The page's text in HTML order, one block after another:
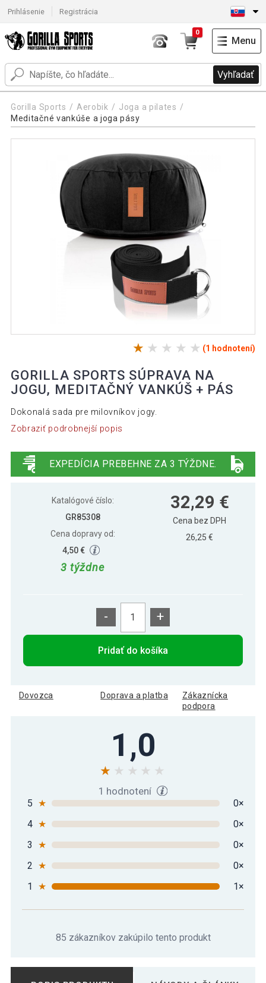
Prihlásenie Registrácia
Vyhľadať
0
Menu
Gorilla Sports Aerobik
Joga a pilates
Meditačné vankúše a joga pásy
(1 hodnotení)
GORILLA SPORTS SÚPRAVA NA
JOGU, MEDITAČNÝ VANKÚŠ + PÁS
Dokonalá sada pre milovníkov jogy.
Zobraziť podrobnejší popis
EXPEDÍCIA PREBEHNE ZA 3 TÝŽDNE.
Katalógové číslo:
GR85308
Cena dopravy od:
4,50 €
3 týždne
32,29 €
Cena bez DPH
26,25 €
- +
Pridať do košíka
Dovozca Doprava a platba
Zákaznícka
podpora
1,0
1 hodnotení
5 ★
0×
4 ★
0×
3
★
0×
2 ★
0×
1
★ 1×
85 zákazníkov zakúpilo tento produkt